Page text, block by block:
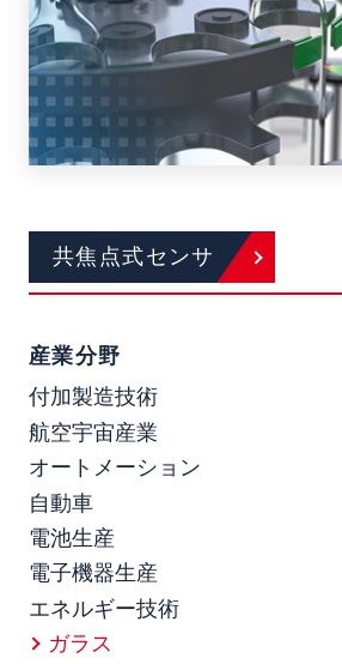
共焦点式センサ
産業分野
付加製造技術
航空宇宙産業
オートメーション
自動車
電池生産
電子機器生産
エネルギー技術
ガラス